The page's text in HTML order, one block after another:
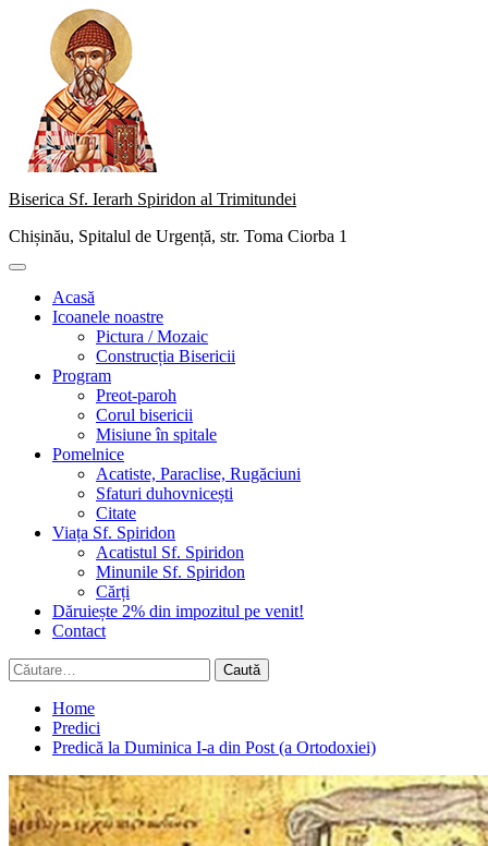
content
Biserica Sf. Ierarh Spiridon al Trimitundei
Chișinău, Spitalul de Urgență, str. Toma Ciorba 1
Primary
Acasă
Icoanele noastre
Pictura / Mozaic
Construcția Bisericii
Program
Preot-paroh
Corul bisericii
Misiune în spitale
Pomelnice
Acatiste, Paraclise, Rugăciuni
Sfaturi duhovnicești
Citate
Viața Sf. Spiridon
Acatistul Sf. Spiridon
Minunile Sf. Spiridon
Cărți
Dăruiește 2% din impozitul pe venit!
Contact
Caută
după:
Home
Predici
Predică la Duminica I-a din Post (a Ortodoxiei)